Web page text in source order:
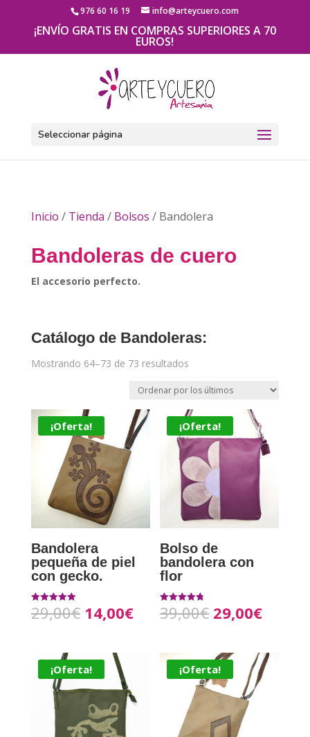
976 60 16 19 info@arteycuero.com
¡ENVÍO GRATIS EN COMPRAS SUPERIORES A 70
EUROS!
Seleccionar página
Inicio / Tienda / Bolsos / Bandolera
Bandoleras de cuero
El accesorio perfecto.
Catálogo de Bandoleras:
Mostrando 64–73 de 73 resultados
¡Oferta!
Bandolera
pequeña de piel
con gecko.
Valorado con
5.00
29,00€ 14,00€
¡Oferta!
Bolso de
bandolera con
flor
Valorado
con
39,00€ 29,00€
¡Oferta! ¡Oferta!